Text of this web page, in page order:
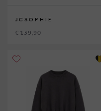
JCSOPHIE
€ 139,90